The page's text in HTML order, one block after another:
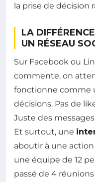
la prise de décision
LA
UN RÉSEAU
Sur Facebook ou
commente, on
fonctionne comme
décisions. Pas de
Juste des
Et surtout, une
aboutir à une
une équipe de 12
passé de 4